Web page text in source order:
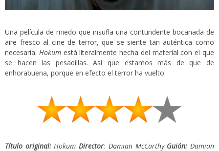
Una película de miedo que insufla una contundente bocanada de
aire fresco al cine de terror, que se siente tan auténtica como
necesaria. Hokum está literalmente hecha del material con el que
se hacen las pesadillas. Así que estamos más de que de
enhorabuena, porque en efecto el terror ha vuelto.
Título original:HokumDirector: Damian McCarthy Guión: Damian